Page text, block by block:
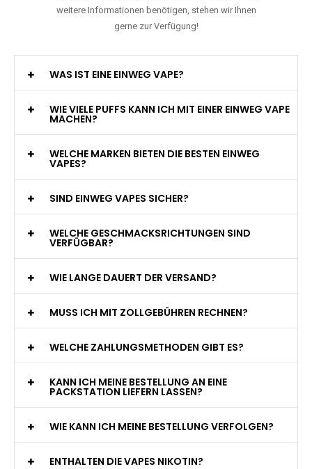
weitere Informationen benötigen, stehen wir Ihnen
gerne zur Verfügung!
WAS IST EINE EINWEG VAPE?
WIE VIELE PUFFS KANN ICH MIT EINER EINWEG VAPE
MACHEN?
WELCHE MARKEN BIETEN DIE BESTEN EINWEG
VAPES?
SIND EINWEG VAPES SICHER?
WELCHE GESCHMACKSRICHTUNGEN SIND
VERFÜGBAR?
WIE LANGE DAUERT DER VERSAND?
MUSS ICH MIT ZOLLGEBÜHREN RECHNEN?
WELCHE ZAHLUNGSMETHODEN GIBT ES?
KANN ICH MEINE BESTELLUNG AN EINE
PACKSTATION LIEFERN LASSEN?
WIE KANN ICH MEINE BESTELLUNG VERFOLGEN?
ENTHALTEN DIE VAPES NIKOTIN?